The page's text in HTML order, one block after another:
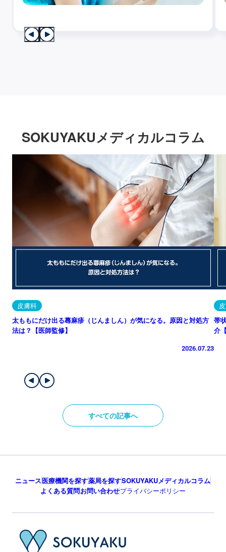
SOKUYAKUメディカルコラム
皮膚科
太ももにだけ出る蕁麻疹（じんましん）が気になる。原因と対処方
法は？【医師監修】
2026.07.23
帯
介
すべての記事へ
ニュース医療機関を探す薬局を探すSOKUYAKUメディカルコラム
よくある質問お問い合わせプライバシーポリシー